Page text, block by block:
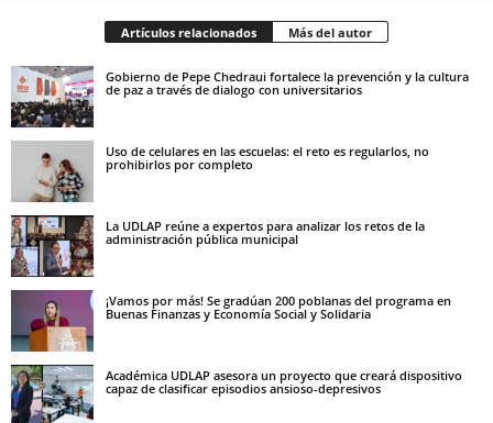
Artículos relacionados Más del autor
Gobierno de Pepe Chedraui fortalece la prevención y la cultura
de paz a través de dialogo con universitarios
Uso de celulares en las escuelas: el reto es regularlos, no
prohibirlos por completo
La UDLAP reúne a expertos para analizar los retos de la
administración pública municipal
¡Vamos por más! Se gradúan 200 poblanas del programa en
Buenas Finanzas y Economía Social y Solidaria
Académica UDLAP asesora un proyecto que creará dispositivo
capaz de clasificar episodios ansioso-depresivos